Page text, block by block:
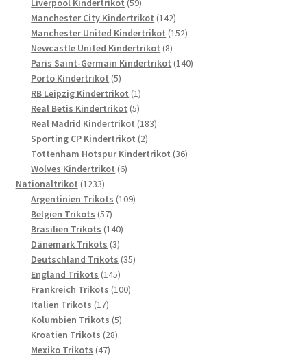
Produkte
Manchester City Kindertrikot 142142
Produkte
Manchester United Kindertrikot 152152
Newcastle United Kindertrikot 88
Produkte
Paris Saint-Germain Kindertrikot 140140
Porto Kindertrikot 55
Produkte
RB Leipzig Kindertrikot 11
Produkt
Real Betis Kindertrikot 55
Produkte
Real Madrid Kindertrikot 183183
Sporting CP Kindertrikot 22
Produkte
Tottenham Hotspur Kindertrikot 3636
Wolves Kindertrikot 66
Nationaltrikot 12331233
Produkte
Argentinien Trikots 109109
Belgien Trikots 5757
Produkte
Brasilien Trikots 140140
Dänemark Trikots 33
Produkte
Deutschland Trikots 3535
England Trikots 145145
Produkte
Frankreich Trikots 100100
Italien Trikots 1717
Produkte
Kolumbien Trikots 55
Kroatien Trikots 2828
Mexiko Trikots 4747